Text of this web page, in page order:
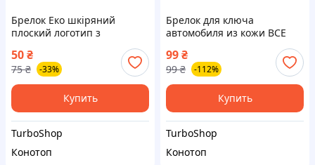
Брелок Еко шкіряний
плоский логотип з
Mercedes-Benz, Toyota,
Lexus)
50₴
75 ₴ -33%
Купить
TurboShop
Конотоп
Брелок для ключа
автомобиля из кожи ВСЕ
99₴
99 ₴ -112%
Купить
TurboShop
Конотоп